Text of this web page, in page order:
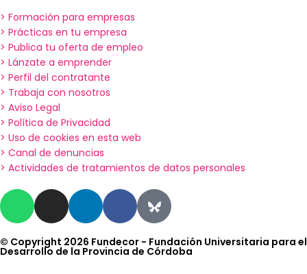
> Formación para empresas
> Prácticas en tu empresa
> Publica tu oferta de empleo
> Lánzate a emprender
> Perfil del contratante
> Trabaja con nosotros
> Aviso Legal
> Política de Privacidad
> Uso de cookies en esta web
> Canal de denuncias
> Actividades de tratamientos de datos personales
© Copyright 2026 Fundecor - Fundación Universitaria para el
Desarrollo de la Provincia de Córdoba